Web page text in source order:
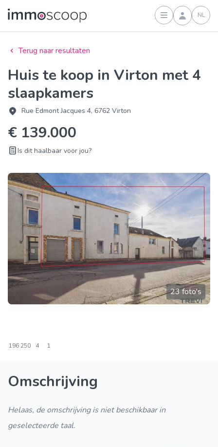
Inloggen
NL
Terug naar resultaten
Huis te koop in Virton met 4
slaapkamers
Rue Edmont Jacques 4, 6762 Virton
€ 139.000
Is dit haalbaar voor jou?
23 foto's
196 250 4 1
Omschrijving
Helaas, de omschrijving is niet beschikbaar in
geselecteerde taal.